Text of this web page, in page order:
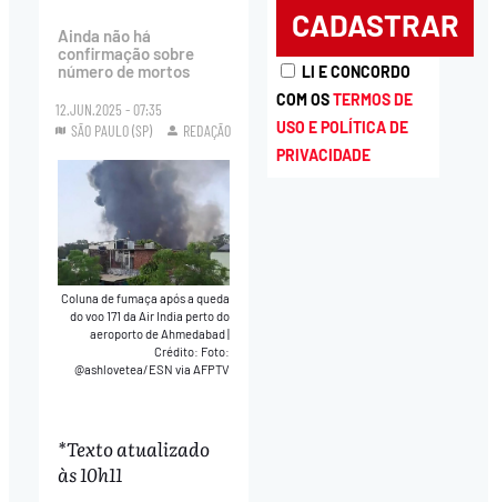
Ainda não há
confirmação sobre
número de mortos
12.JUN.2025 - 07:35
SÃO PAULO (SP)
REDAÇÃO
Coluna de fumaça após a queda
do voo 171 da Air India perto do
aeroporto de Ahmedabad
Crédito: Foto:
@ashlovetea/ESN via AFPTV
*Texto atualizado
às 10h11
LI E CONCORDO
COM OSTERMOS DE
USO E POLÍTICA DE
PRIVACIDADE